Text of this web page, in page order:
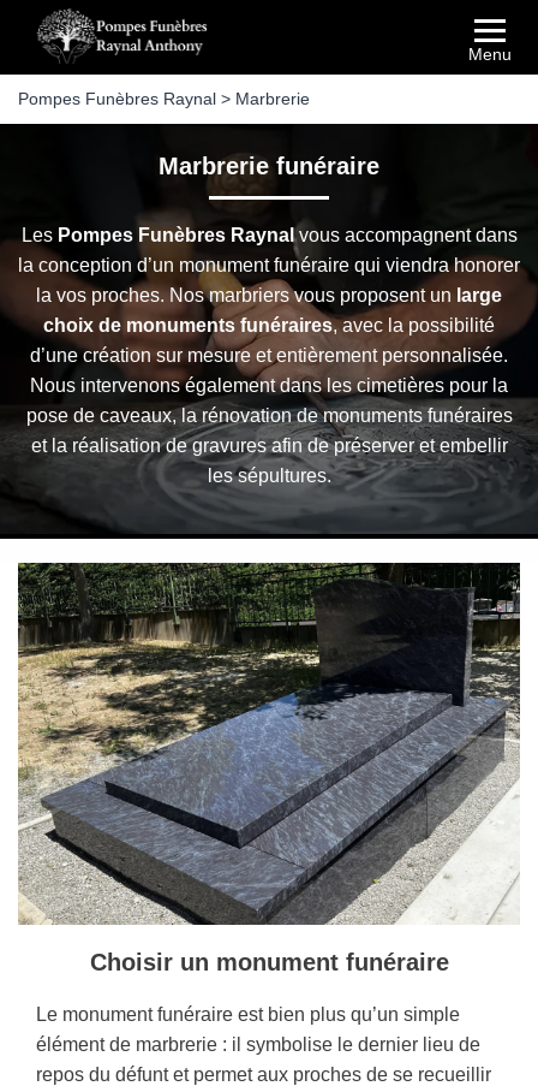
Menu
Pompes Funèbres Raynal > Marbrerie
Marbrerie funéraire
Les Pompes Funèbres Raynalvous accompagnent dans
la conception d’un monument funéraire qui viendra honorer
la vos proches. Nos marbriers vous proposent un large
choix de monuments funéraires, avec la possibilité
d’une création sur mesure et entièrement personnalisée.
Nous intervenons également dans les cimetières pour la
pose de caveaux, la rénovation de monuments funéraires
et la réalisation de gravures afin de préserver et embellir
les sépultures.
Choisir un monument funéraire
Le monument funéraire est bien plus qu’un simple
élément de marbrerie : il symbolise le dernier lieu de
repos du défunt et permet aux proches de se recueillir